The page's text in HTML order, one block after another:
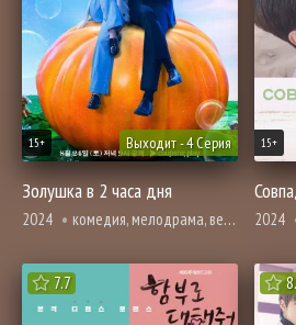
Выходит - 4 Серия
15+
Золушка в 2 часа дня
2024 комедия, мелодрама, вебтун, романтика
15+
2024
7.7